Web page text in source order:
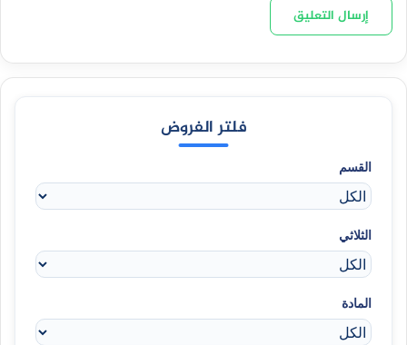
فلتر الفروض
القسم
الثلاثي
المادة